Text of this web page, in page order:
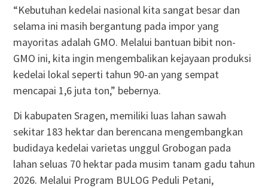
“Kebutuhan kedelai nasional kita sangat besar dan
selama ini masih bergantung pada impor yang
mayoritas adalah GMO. Melalui bantuan bibit non-
GMO ini, kita ingin mengembalikan kejayaan produksi
kedelai lokal seperti tahun 90-an yang sempat
mencapai 1,6 juta ton,” bebernya.
Di kabupaten Sragen, memiliki luas lahan sawah
sekitar 183 hektar dan berencana mengembangkan
budidaya kedelai varietas unggul Grobogan pada
lahan seluas 70 hektar pada musim tanam gadu tahun
2026. Melalui Program BULOG Peduli Petani,